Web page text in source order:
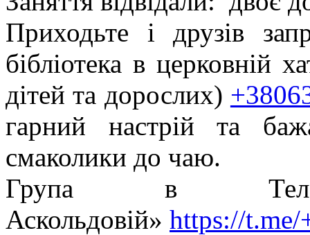
Приходьте і друзів
бібліотека в церковній
дітей та дорослих)
гарний настрій та
смаколики до чаю.
Група в
Аскольдовій» https://